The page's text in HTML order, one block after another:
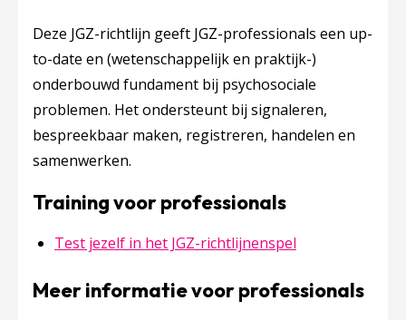
Deze JGZ-richtlijn geeft JGZ-professionals een up-
to-date en (wetenschappelijk en praktijk-)
onderbouwd fundament bij psychosociale
problemen. Het ondersteunt bij signaleren,
bespreekbaar maken, registreren, handelen en
samenwerken.
Training voor professionals
Test jezelf in het JGZ-richtlijnenspel
Meer informatie voor professionals